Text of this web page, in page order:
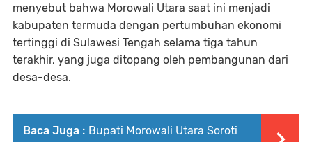
menyebut bahwa Morowali Utara saat ini menjadi
kabupaten termuda dengan pertumbuhan ekonomi
tertinggi di Sulawesi Tengah selama tiga tahun
terakhir, yang juga ditopang oleh pembangunan dari
desa-desa.
Baca Juga : Bupati Morowali Utara Soroti